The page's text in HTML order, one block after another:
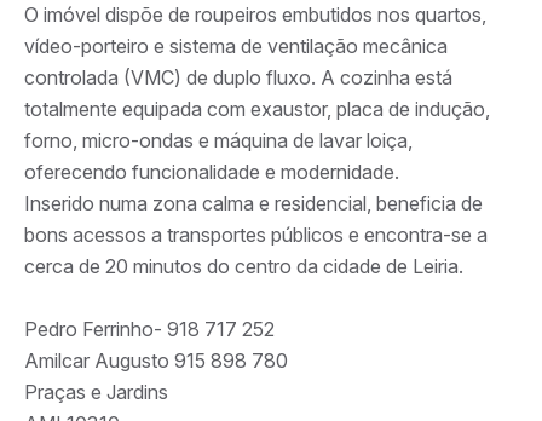
O imóvel dispõe de roupeiros embutidos nos quartos,
vídeo-porteiro e sistema de ventilação mecânica
controlada (VMC) de duplo fluxo. A cozinha está
totalmente equipada com exaustor, placa de indução,
forno, micro-ondas e máquina de lavar loiça,
oferecendo funcionalidade e modernidade.
Inserido numa zona calma e residencial, beneficia de
bons acessos a transportes públicos e encontra-se a
cerca de 20 minutos do centro da cidade de Leiria.
Pedro Ferrinho- 918 717 252
Amilcar Augusto 915 898 780
Praças e Jardins